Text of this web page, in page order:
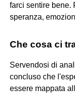
farci sentire bene.
speranza,
Che cosa ci
Servendosi di
concluso che
essere mappata